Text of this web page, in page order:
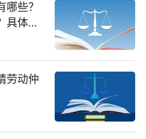
些？
具体量
劳动仲